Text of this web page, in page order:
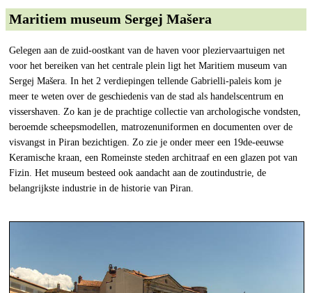
Maritiem museum Sergej Mašera
Gelegen aan de zuid-oostkant van de haven voor pleziervaartuigen net
voor het bereiken van het centrale plein ligt het Maritiem museum van
Sergej Mašera. In het 2 verdiepingen tellende Gabrielli-paleis kom je
meer te weten over de geschiedenis van de stad als handelscentrum en
vissershaven. Zo kan je de prachtige collectie van archologische vondsten,
beroemde scheepsmodellen, matrozenuniformen en documenten over de
visvangst in Piran bezichtigen. Zo zie je onder meer een 19de-eeuwse
Keramische kraan, een Romeinste steden architraaf en een glazen pot van
Fizin. Het museum besteed ook aandacht aan de zoutindustrie, de
belangrijkste industrie in de historie van Piran.